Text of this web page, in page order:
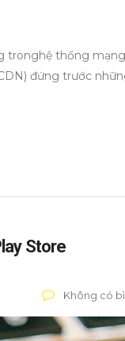
tronghệ thống
đứng trước
Store
Không có